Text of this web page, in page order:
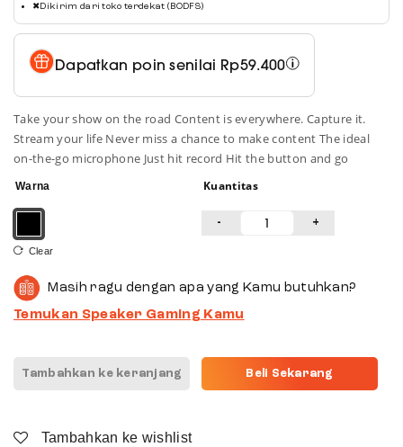
✖ Dikirim dari toko terdekat (BODFS)
Dapatkan poin senilai Rp59.400
Take your show on the road Content is everywhere. Capture it.
Stream your life Never miss a chance to make content The ideal
on-the-go microphone Just hit record Hit the button and go
Warna Kuantitas
Clear
- +
Masih ragu dengan apa yang Kamu butuhkan?
Temukan Speaker Gaming Kamu
Tambahkan ke keranjang Beli Sekarang
Tambahkan ke wishlist